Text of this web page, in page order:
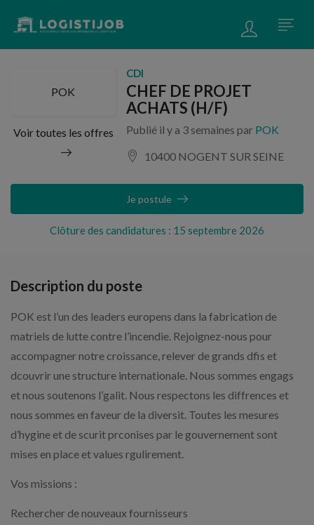
POK
Voir toutes les offres
CDI
CHEF DE PROJET
ACHATS (H/F)
Publié il y a 3 semaines par POK
10400 NOGENT SUR SEINE
Clôture des candidatures : 15 septembre 2026
Je postule
Description du poste
POK est l’un des leaders europens dans la fabrication de
matriels de lutte contre l’incendie. Rejoignez-nous pour
accompagner notre croissance, relever de grands dfis et
dcouvrir une structure internationale. Nous sommes engags
et nous soutenons l’galit. Nous respectons les diffrences et
nous sommes en faveur de la diversit. Toutes les mesures
d’hygine et de scurit prconises par le gouvernement sont
mises en place et values rgulirement.
Vos missions :
Rechercher de nouveaux fournisseurs